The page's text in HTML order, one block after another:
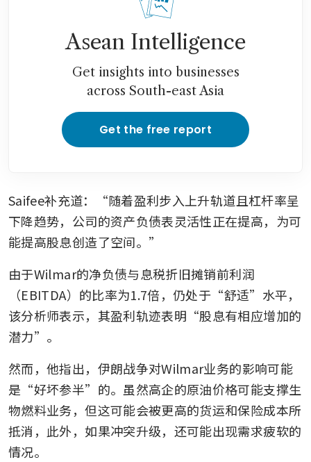
Asean Intelligence
Get insights into businesses
across South-east Asia
Get the free report
Saifee补充道：“随着盈利步入上升轨道且杠杆率呈
下降趋势，公司的资产负债表灵活性正在提高，为可
能提高股息创造了空间。”
由于Wilmar的净负债与息税折旧摊销前利润
（EBITDA）的比率为1.7倍，仍处于“舒适”水平，
该分析师表示，其盈利轨迹表明“股息有相应增加的
潜力”。
然而，他指出，伊朗战争对Wilmar业务的影响可能
是“好坏参半”的。虽然高企的原油价格可能支撑生
物燃料业务，但这可能会被更高的货运和保险成本所
抵消，此外，如果冲突升级，还可能出现需求疲软的
情况。